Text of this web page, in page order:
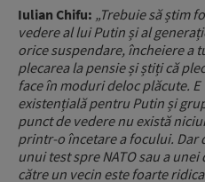
Iulian Chifu: „Trebuie să știm
vedere al lui Putin și al
orice suspendare, încheiere a
plecarea la pensie și știți că
face în moduri deloc plăcute.
existențială pentru Putin și
punct de vedere nu există
printr-o încetare a focului.
unui test spre NATO sau a
către un vecin este foarte